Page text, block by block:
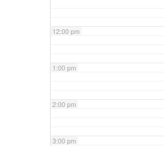
12:00 pm
1:00 pm
2:00 pm
3:00 pm